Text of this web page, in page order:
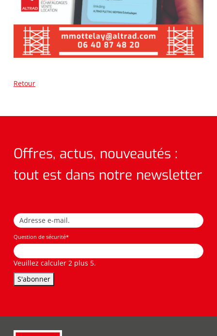
Retour
Offres, actus, nouveautés :
tout est dans notre newsletter
Question de sécurité*
Veuillez calculer 2 plus 5.
S'abonner